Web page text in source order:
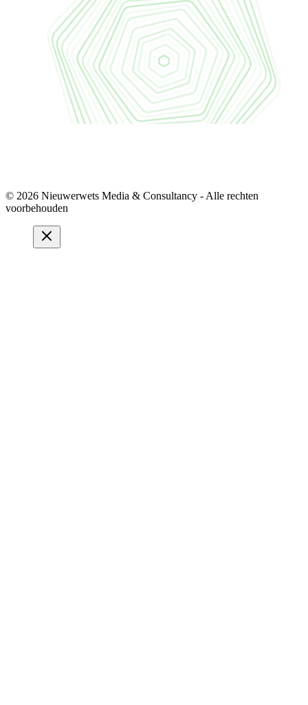
© 2026 Nieuwerwets Media & Consultancy - Alle rechten
voorbehouden